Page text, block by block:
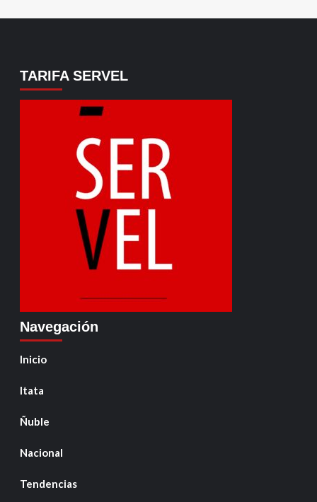
TARIFA SERVEL
Navegación
Inicio
Itata
Ñuble
Nacional
Tendencias